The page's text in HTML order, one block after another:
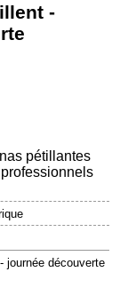
-
pétillantes
journée découverte